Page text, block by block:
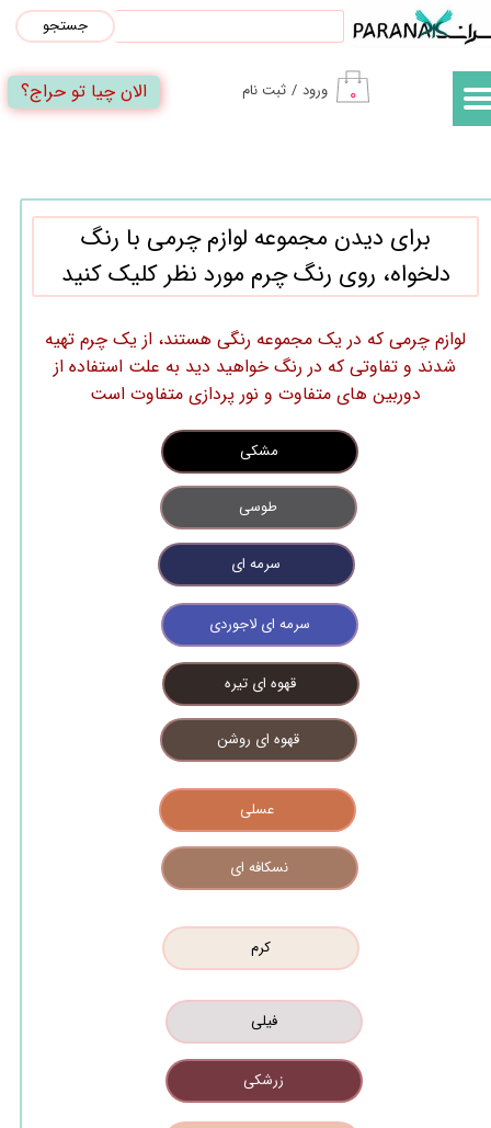
۰ ورود / ثبت نام
حساب کاربری من
تغییر گذر واژه
خروج از حساب کاربری
جستجو
الان چیا تو حراج؟
لوازم چرمی که در یک مجموعه رنگی هستند، از یک چرم تهیه
شدند و تفاوتی که در رنگ خواهید دید به علت استفاده از
دوربین های متفاوت و نور پردازی متفاوت است
برای دیدن مجموعه لوازم چرمی با رنگ
دلخواه، روی رنگ چرم مورد نظر کلیک کنید
قهوه ای تیره
سرمه ای
طوسی
مشکی
قهوه ای روشن
فیلی
زرشکی
نسکافه ای
عسلی
کرم
سرمه ای لاجوردی